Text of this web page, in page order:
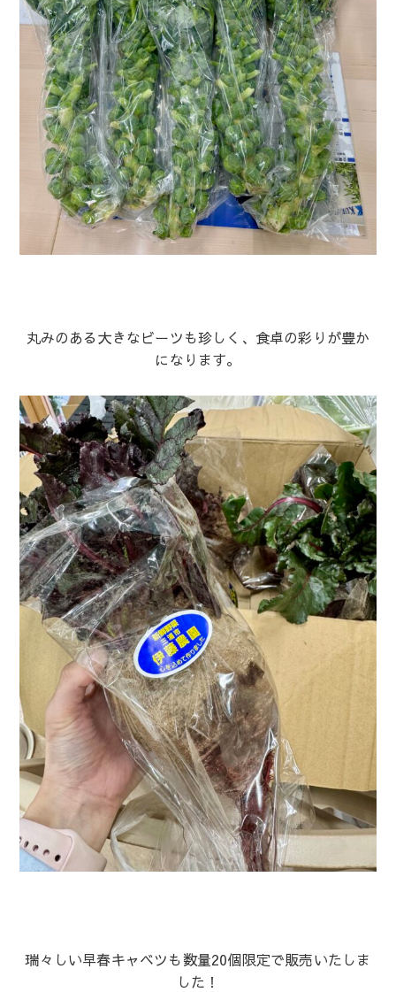
丸みのある大きなビーツも珍しく、食卓の彩りが豊か
になります。
瑞々しい早春キャベツも数量20個限定で販売いたしま
した！